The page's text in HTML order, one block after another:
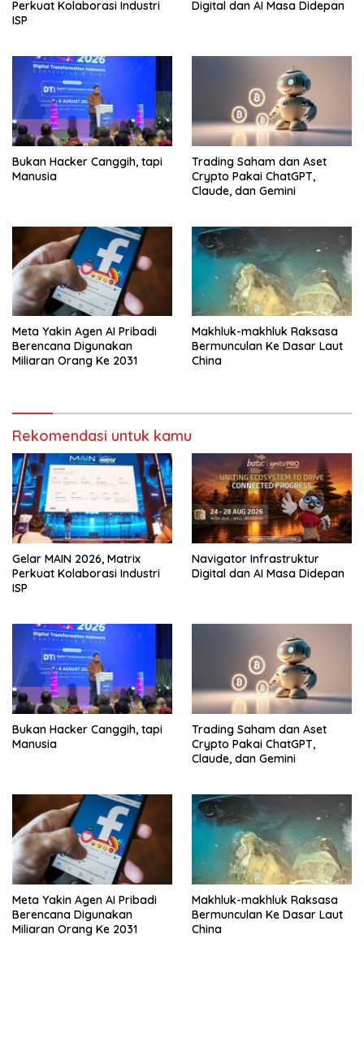
Perkuat Kolaborasi Industri
ISP
Digital dan AI Masa Didepan
Bukan Hacker Canggih, tapi
Manusia
Trading Saham dan Aset
Crypto Pakai ChatGPT,
Claude, dan Gemini
Meta Yakin Agen AI Pribadi
Berencana Digunakan
Miliaran Orang Ke 2031
Makhluk-makhluk Raksasa
Bermunculan Ke Dasar Laut
China
Rekomendasi untuk kamu
Gelar MAIN 2026, Matrix
Perkuat Kolaborasi Industri
ISP
Navigator Infrastruktur
Digital dan AI Masa Didepan
Bukan Hacker Canggih, tapi
Manusia
Trading Saham dan Aset
Crypto Pakai ChatGPT,
Claude, dan Gemini
Meta Yakin Agen AI Pribadi
Berencana Digunakan
Miliaran Orang Ke 2031
Makhluk-makhluk Raksasa
Bermunculan Ke Dasar Laut
China